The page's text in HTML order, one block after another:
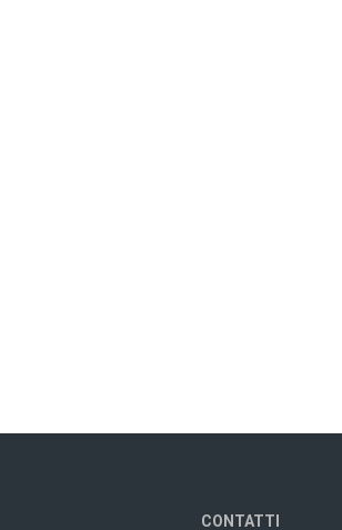
CONTATTI